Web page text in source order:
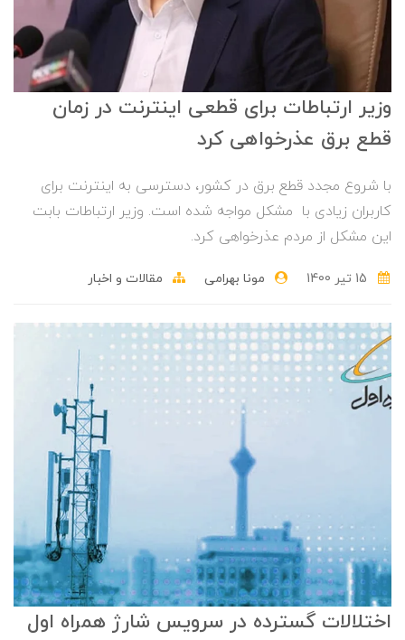
وزیر ارتباطات برای قطعی اینترنت در زمان
قطع برق عذرخواهی کرد
با شروع مجدد قطع برق در کشور، دسترسی به اینترنت برای
کاربران زیادی با مشکل مواجه شده است. وزیر ارتباطات بابت
این مشکل از مردم عذرخواهی کرد.
مونا بهرامی مقالات و اخبار
اختلالات گسترده در سرویس شارژ همراه اول